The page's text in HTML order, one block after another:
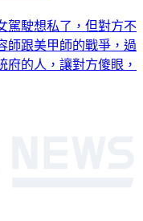
駕駛想私了，但對方不
師跟美甲師的戰爭，過
的人，讓對方傻眼，